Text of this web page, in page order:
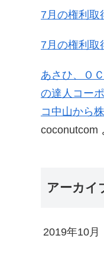
7月の権利取
7月の権利取
あさひ、Ｏ
の達人コー
コ中山から
coconutcom
アーカイ
2019年10月